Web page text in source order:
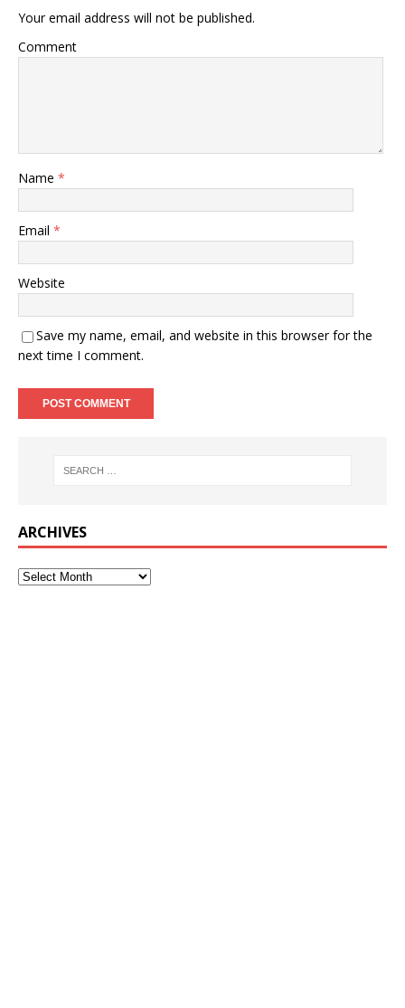
Your email address will not be published.
Comment
Name *
Email *
Website
Save my name, email, and website in this browser for the
next time I comment.
ARCHIVES